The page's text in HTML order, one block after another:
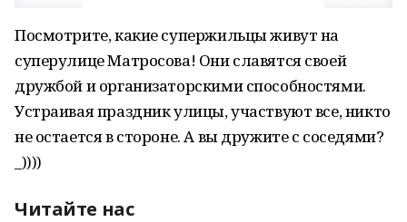
Посмотрите, какие супержильцы живут на
суперулице Матросова! Они славятся своей
дружбой и организаторскими способностями.
Устраивая праздник улицы, участвуют все, никто
не остается в стороне. А вы дружите с соседями?
_))))
Читайте нас